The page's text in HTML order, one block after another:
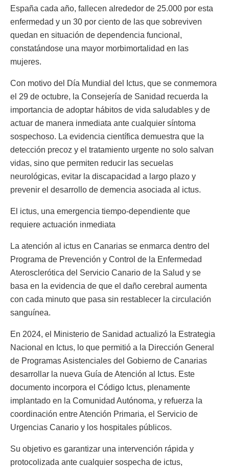
España cada año, fallecen alrededor de 25.000 por esta
enfermedad y un 30 por ciento de las que sobreviven
quedan en situación de dependencia funcional,
constatándose una mayor morbimortalidad en las
mujeres.
Con motivo del Día Mundial del Ictus, que se conmemora
el 29 de octubre, la Consejería de Sanidad recuerda la
importancia de adoptar hábitos de vida saludables y de
actuar de manera inmediata ante cualquier síntoma
sospechoso. La evidencia científica demuestra que la
detección precoz y el tratamiento urgente no solo salvan
vidas, sino que permiten reducir las secuelas
neurológicas, evitar la discapacidad a largo plazo y
prevenir el desarrollo de demencia asociada al ictus.
El ictus, una emergencia tiempo-dependiente que
requiere actuación inmediata
La atención al ictus en Canarias se enmarca dentro del
Programa de Prevención y Control de la Enfermedad
Aterosclerótica del Servicio Canario de la Salud y se
basa en la evidencia de que el daño cerebral aumenta
con cada minuto que pasa sin restablecer la circulación
sanguínea.
En 2024, el Ministerio de Sanidad actualizó la Estrategia
Nacional en Ictus, lo que permitió a la Dirección General
de Programas Asistenciales del Gobierno de Canarias
desarrollar la nueva Guía de Atención al Ictus. Este
documento incorpora el Código Ictus, plenamente
implantado en la Comunidad Autónoma, y refuerza la
coordinación entre Atención Primaria, el Servicio de
Urgencias Canario y los hospitales públicos.
Su objetivo es garantizar una intervención rápida y
protocolizada ante cualquier sospecha de ictus,